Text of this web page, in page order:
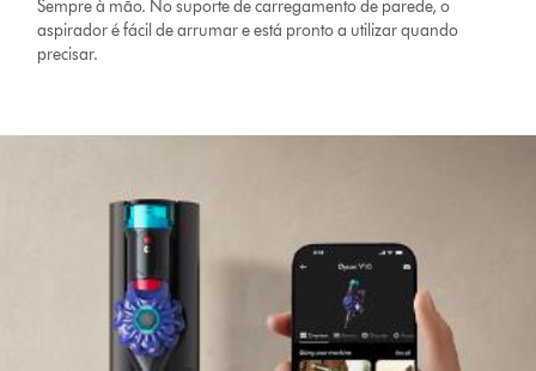
Sempre à mão. No suporte de carregamento de parede, o
aspirador é fácil de arrumar e está pronto a utilizar quando
precisar.